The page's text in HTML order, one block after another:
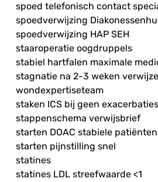
spoed telefonisch contact
spoedverwijzing
spoedverwijzing HAP SEH
staaroperatie oogdruppels
stabiel hartfalen maximale
stagnatie na 2-3 weken
wondexpertiseteam
staken ICS bij geen exacerbaties
stappenschema verwijsbrief
starten DOAC stabiele patiënten
starten pijnstilling snel
statines
statines LDL streefwaarde <1